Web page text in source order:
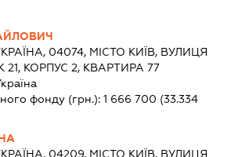
04074, МІСТО КИЇВ, ВУЛИЦЯ
КОРПУС 2, КВАРТИРА 77
фонду (грн.):1 666 700 (33.334
04209, МІСТО КИЇВ, ВУЛИЦЯ